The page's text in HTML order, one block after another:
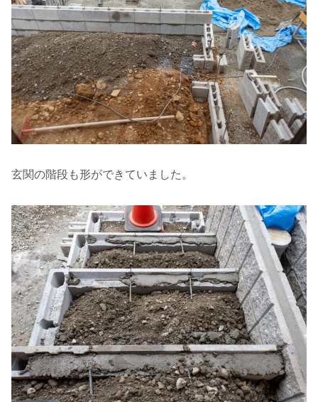
玄関の階段も形ができていました。